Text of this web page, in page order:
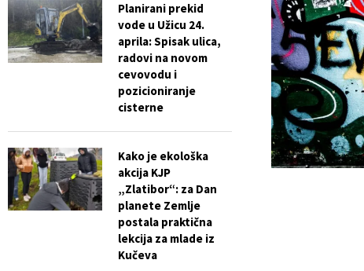
Planirani prekid
vode u Užicu 24.
aprila: Spisak ulica,
radovi na novom
cevovodu i
pozicioniranje
cisterne
Kako je ekološka
akcija KJP
„Zlatibor“: za Dan
planete Zemlje
postala praktična
lekcija za mlade iz
Kučeva